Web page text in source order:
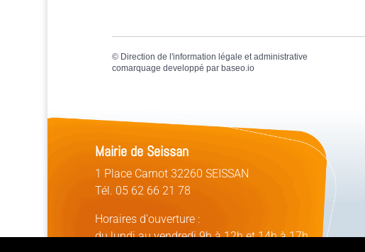
© Direction de l'information légale et administrative
comarquage developpé par baseo.io
Mairie de Seissan
1 Place Carnot 32260 SEISSAN
Tél. 05 62 66 21 78
Horaires d'ouverture :
du lundi au vendredi 9h à 12h et 14h à 17h